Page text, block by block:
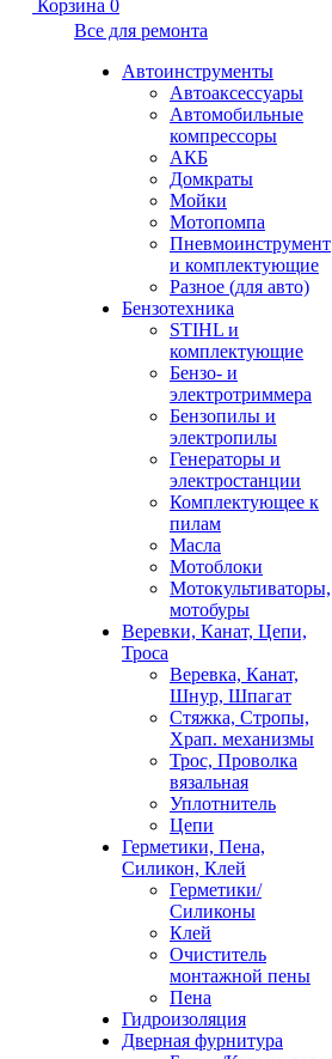
Корзина 0
Все для ремонта
Автоинструменты
Автоаксессуары
Автомобильные
компрессоры
АКБ
Домкраты
Мойки
Мотопомпа
Пневмоинструмент
и комплектующие
Разное (для авто)
Бензотехника
STIHL и
комплектующие
Бензо- и
электротриммера
Бензопилы и
электропилы
Генераторы и
электростанции
Комплектующее к
пилам
Масла
Мотоблоки
Мотокультиваторы,
мотобуры
Веревки, Канат, Цепи,
Троса
Веревка, Канат,
Шнур, Шпагат
Стяжка, Стропы,
Храп. механизмы
Трос, Проволка
вязальная
Уплотнитель
Цепи
Герметики, Пена,
Силикон, Клей
Герметики/
Силиконы
Клей
Очиститель
монтажной пены
Пена
Гидроизоляция
Дверная фурнитура